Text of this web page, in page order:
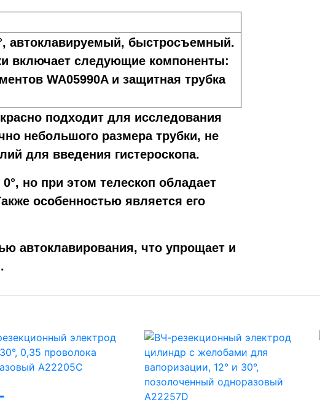
, автоклавируемый, быстросъемный.
включает следующие компоненты:
WA05990A и защитная трубка
подходит для исследования
небольшого размера трубки, не
для введения гистероскопа.
но при этом телескоп обладает
особенностью является его
автоклавирования, что упрощает и